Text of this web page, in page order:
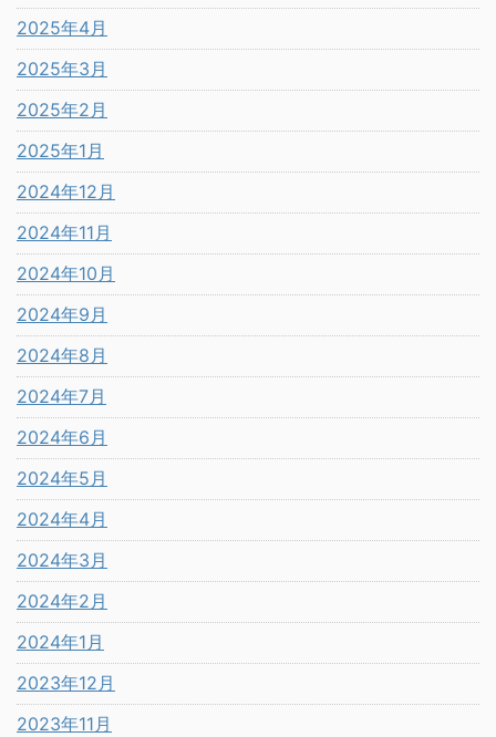
2025年4月
2025年3月
2025年2月
2025年1月
2024年12月
2024年11月
2024年10月
2024年9月
2024年8月
2024年7月
2024年6月
2024年5月
2024年4月
2024年3月
2024年2月
2024年1月
2023年12月
2023年11月